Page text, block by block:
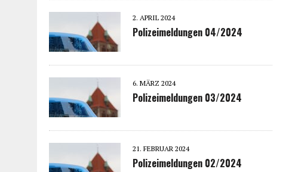
2. APRIL 2024
Polizeimeldungen 04/2024
6. MÄRZ 2024
Polizeimeldungen 03/2024
21. FEBRUAR 2024
Polizeimeldungen 02/2024